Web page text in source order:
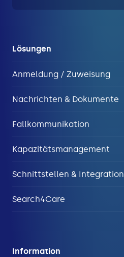
Lösungen
Anmeldung / Zuweisung
Nachrichten & Dokumente
Fallkommunikation
Kapazitätsmanagement
Schnittstellen & Integration
Search4Care
Information